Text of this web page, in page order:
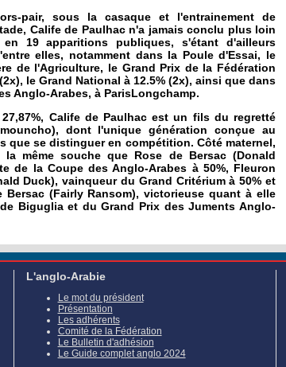
pair, sous la casaque et l'entrainement de
Calife de Paulhac n'a jamais conclu plus loin
en 19 apparitions publiques, s'étant d'ailleurs
elles, notamment dans la Poule d'Essai, le
de l'Agriculture, le Grand Prix de la Fédération
le Grand National à 12.5% (2x), ainsi que dans
Anglo-Arabes, à ParisLongchamp.
Calife de Paulhac est un fils du regretté
dont l'unique génération conçue au
que se distinguer en compétition. Côté maternel,
même souche que Rose de Bersac (Donald
de la Coupe des Anglo-Arabes à 50%, Fleuron
Duck), vainqueur du Grand Critérium à 50% et
Bersac (Fairly Ransom), victorieuse quant à elle
Biguglia et du Grand Prix des Juments Anglo-
L'anglo-Arabie
Le mot du président
Présentation
Les adhérents
Comité de la Fédération
Le Bulletin d'adhésion
Le Guide complet anglo 2024